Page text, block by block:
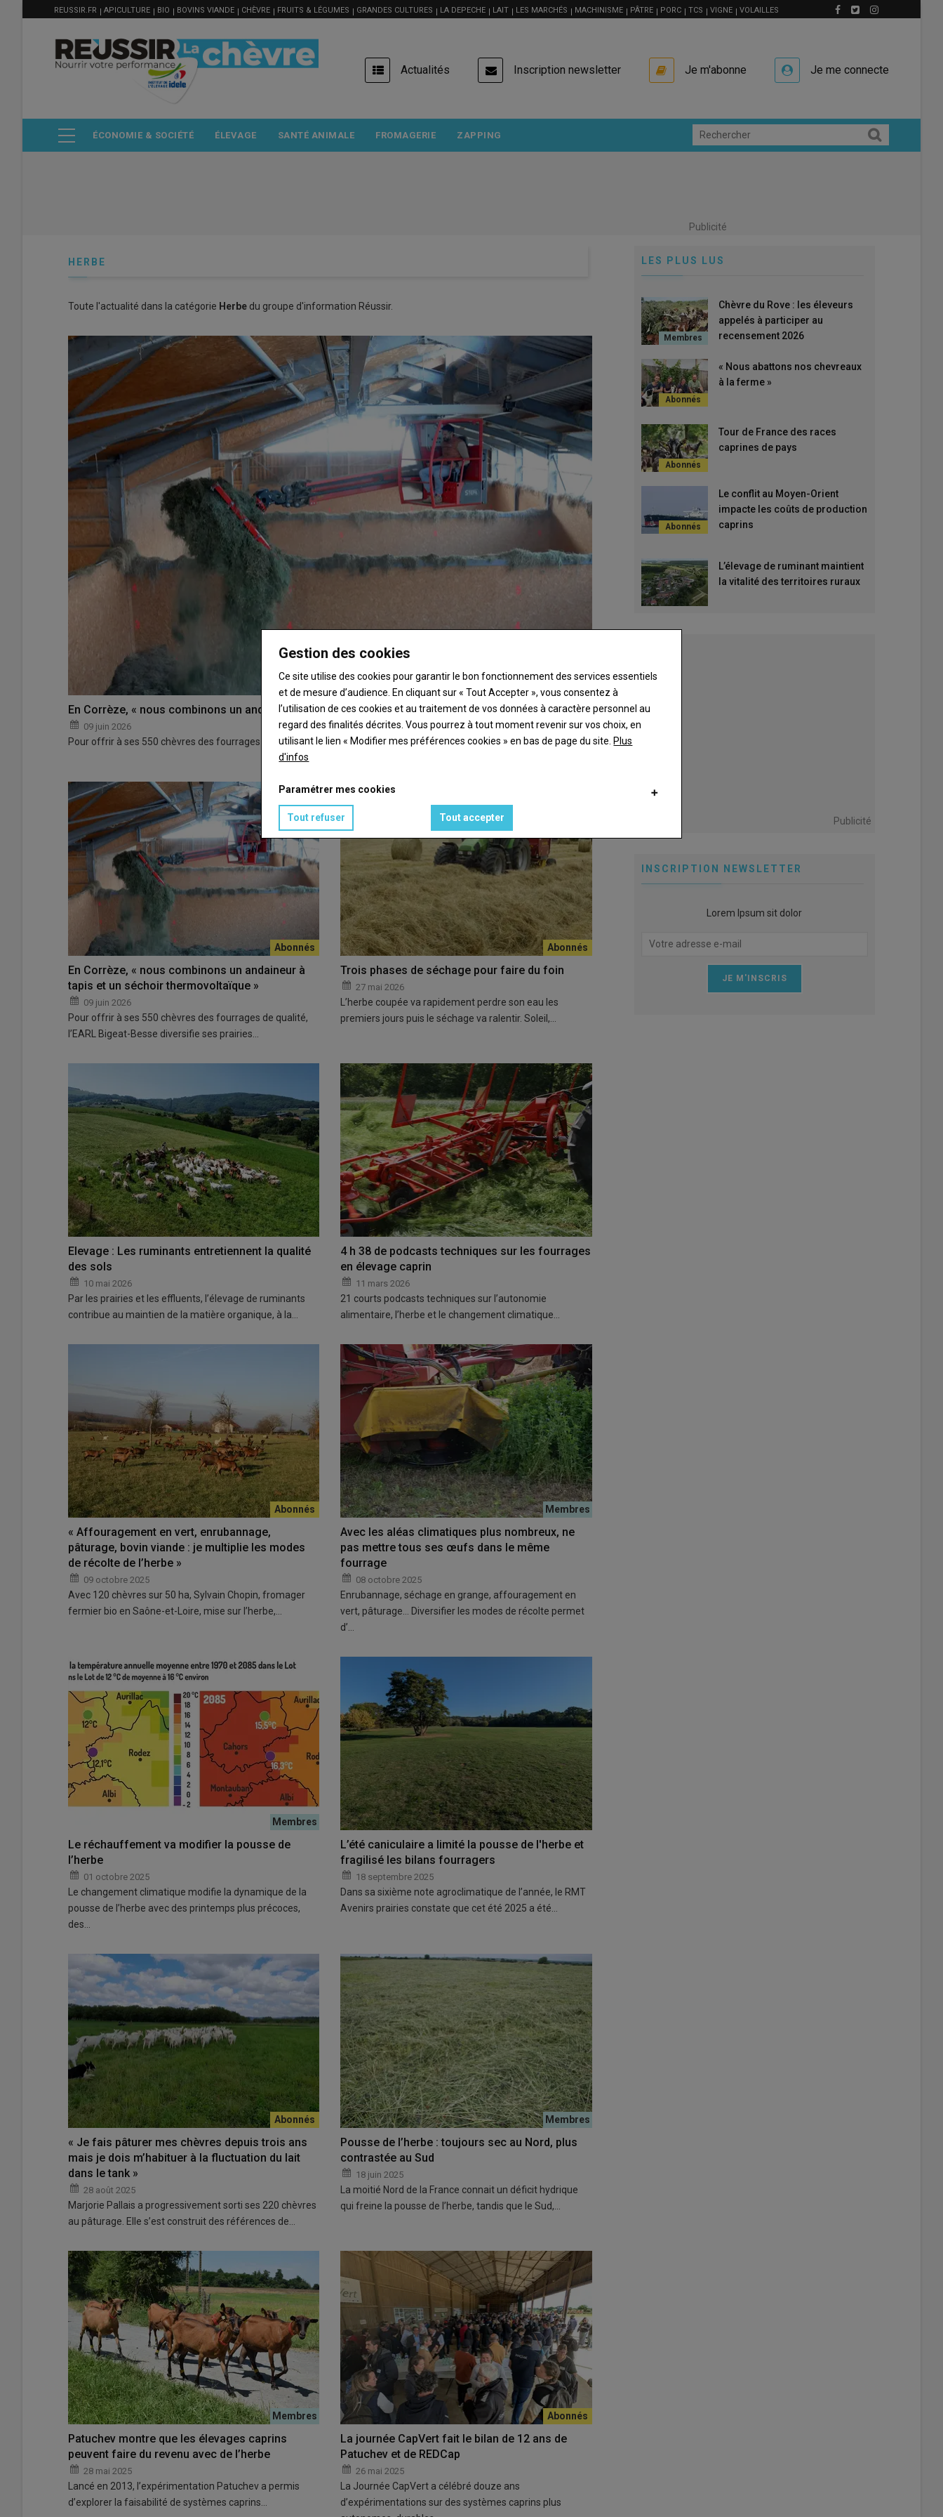
contenu
MENU
FILIÈRE
REUSSIR.FR APICULTURE BIO BOVINS VIANDE CHÈVRE FRUITS & LÉGUMES GRANDES CULTURES LA DEPECHE LAIT LES MARCHÉS MACHINISME PÂTRE PORC TCS VIGNE VOLAILLES
USER
ACCOUNT
MENU
Actualités Inscription newsletter Je m'abonne Je me connecte
ÉCONOMIE & SOCIÉTÉ ÉLEVAGE SANTÉ ANIMALE FROMAGERIE ZAPPING
Publicité
HERBE
Toute l'actualité dans la catégorie Herbe du groupe d'information Réussir.
En Corrèze, « nous combinons un andaineur à tapis et un séchoir thermovoltaïque »
09 juin 2026
Pour offrir à ses 550 chèvres des fourrages de qualité, l’EARL Bigeat-Besse diversifie ses prairies…
En Corrèze, « nous combinons un andaineur à
tapis et un séchoir thermovoltaïque »
09 juin 2026
Pour offrir à ses 550 chèvres des fourrages de qualité,
l’EARL Bigeat-Besse diversifie ses prairies…
Trois phases de séchage pour faire du foin
27 mai 2026
L’herbe coupée va rapidement perdre son eau les
premiers jours puis le séchage va ralentir. Soleil,…
Elevage : Les ruminants entretiennent la qualité
des sols
10 mai 2026
Par les prairies et les effluents, l’élevage de ruminants
contribue au maintien de la matière organique, à la…
4 h 38 de podcasts techniques sur les fourrages
en élevage caprin
11 mars 2026
21 courts podcasts techniques sur l’autonomie
alimentaire, l’herbe et le changement climatique…
« Affouragement en vert, enrubannage,
pâturage, bovin viande : je multiplie les modes
de récolte de l’herbe »
09 octobre 2025
Avec 120 chèvres sur 50 ha, Sylvain Chopin, fromager
fermier bio en Saône-et-Loire, mise sur l’herbe,…
Avec les aléas climatiques plus nombreux, ne
pas mettre tous ses œufs dans le même
fourrage
08 octobre 2025
Enrubannage, séchage en grange, affouragement en
vert, pâturage… Diversifier les modes de récolte permet
d’…
Le réchauffement va modifier la pousse de
l’herbe
01 octobre 2025
Le changement climatique modifie la dynamique de la
pousse de l’herbe avec des printemps plus précoces,
des…
L’été caniculaire a limité la pousse de l'herbe et
fragilisé les bilans fourragers
18 septembre 2025
Dans sa sixième note agroclimatique de l’année, le RMT
Avenirs prairies constate que cet été 2025 a été…
« Je fais pâturer mes chèvres depuis trois ans
mais je dois m’habituer à la fluctuation du lait
dans le tank »
28 août 2025
Marjorie Pallais a progressivement sorti ses 220 chèvres
au pâturage. Elle s’est construit des références de…
Pousse de l’herbe : toujours sec au Nord, plus
contrastée au Sud
18 juin 2025
La moitié Nord de la France connait un déficit hydrique
qui freine la pousse de l’herbe, tandis que le Sud,…
Patuchev montre que les élevages caprins
peuvent faire du revenu avec de l’herbe
28 mai 2025
Lancé en 2013, l’expérimentation Patuchev a permis
d’explorer la faisabilité de systèmes caprins…
La journée CapVert fait le bilan de 12 ans de
Patuchev et de REDCap
26 mai 2025
La Journée CapVert a célébré douze ans
d’expérimentations sur des systèmes caprins plus
LES PLUS LUS
Chèvre du Rove : les éleveurs
appelés à participer au
recensement 2026
« Nous abattons nos chevreaux
à la ferme »
Tour de France des races
caprines de pays
Le conflit au Moyen-Orient
impacte les coûts de production
caprins
L’élevage de ruminant maintient
la vitalité des territoires ruraux
Publicité
INSCRIPTION NEWSLETTER
Lorem Ipsum sit dolor
Gestion des cookies
Ce site utilise des cookies pour garantir le bon fonctionnement des services essentiels
et de mesure d’audience. En cliquant sur « Tout Accepter », vous consentez à
l’utilisation de ces cookies et au traitement de vos données à caractère personnel au
regard des finalités décrites. Vous pourrez à tout moment revenir sur vos choix, en
utilisant le lien « Modifier mes préférences cookies » en bas de page du site. Plus
d'infos
Paramétrer mes cookies
Tout refuser Tout accepter